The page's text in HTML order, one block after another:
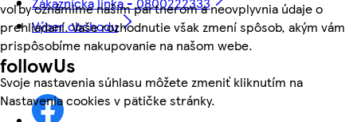
voľby oznámime našim partnerom a neovplyvnia údaje o
prehliadaní. Vaše rozhodnutie však zmení spôsob, akým vám
prispôsobíme nakupovanie na našom webe.
Svoje nastavenia súhlasu môžete zmeniť kliknutím na
Nastavenia cookies v pätičke stránky.
Výber obchodu
followUs